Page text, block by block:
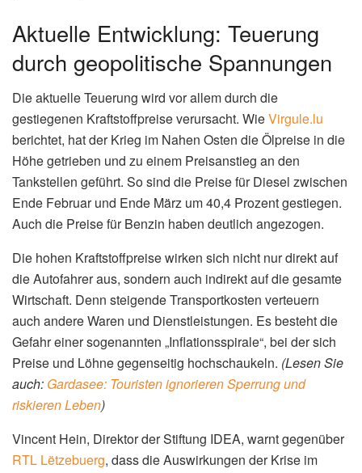
Die Funktionsweise des Indexmechanismus ist relativ
einfach: Steigt der Verbraucherpreisindex um einen
bestimmten Prozentsatz, so werden auch die Löhne,
Dies geschieht in der Regel mit einer gewissen
Verzögerung, um die Auswirkungen der Inflation auf die
Wirtschaft zu beobachten und die Anpassung
entsprechend vorzunehmen. Die letzte Indexanpassung
gab es im April 2024.
Aktuelle Entwicklung: Teuerung
durch geopolitische Spannungen
Die aktuelle Teuerung wird vor allem durch die
gestiegenen Kraftstoffpreise verursacht. WieVirgule.lu
berichtet, hat der Krieg im Nahen Osten die Ölpreise in die
Höhe getrieben und zu einem Preisanstieg an den
Tankstellen geführt. So sind die Preise für Diesel zwischen
Ende Februar und Ende März um 40,4 Prozent gestiegen.